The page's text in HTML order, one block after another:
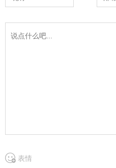
表情